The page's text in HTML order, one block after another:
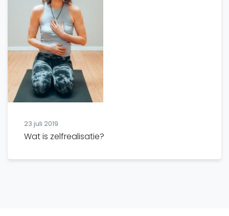
23 juli 2019
Wat is zelfrealisatie?